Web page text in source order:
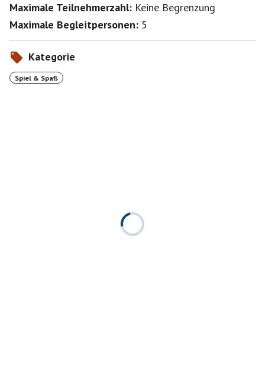
Maximale Teilnehmerzahl: Keine Begrenzung
Maximale Begleitpersonen: 5
Kategorie
Spiel & Spaß